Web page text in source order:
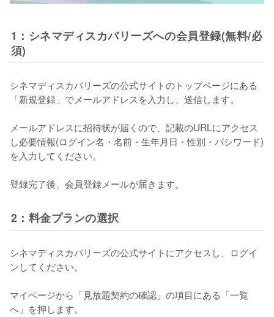
1：シネマディスカバリーズへの会員登録(無料/必
須)
シネマディスカバリーズの公式サイトのトップページにある
「新規登録」でメールアドレスを入力し、送信します。
メールアドレスに招待状が届くので、記載のURLにアクセス
し必要情報(ログイン名・名前・生年月日・性別・パシワード)
を入力してください。
2：料金プランの選択
シネマディスカバリーズの公式サイトにアクセスし、ログイ
ンしてください。
マイページから「見放題契約の確認」の項目にある「一覧
へ」を押します。